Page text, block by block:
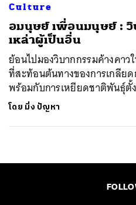
Culture
อมนุษย์ เพื่อนมนุษย์ : วิ
เหล่าผู้เป็นอื่น
ย้อนไปมองวิบากกรรมค้างคาว
ที่สะท้อนต้นทางของการเกลีย
พร้อมกับการเหยียดชาติพันธุ์ตั้
โดย มิ่ง ปัญหา